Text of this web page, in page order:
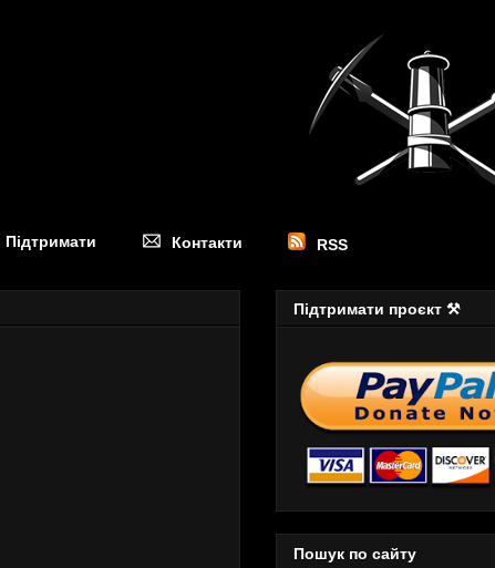
Підтримати Контакти RSS
Підтримати проєкт ⚒
Пошук по сайту